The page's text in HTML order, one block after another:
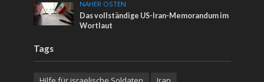
NAHER OSTEN
Das vollständige US-Iran-Memorandum im
Wortlaut
Tags